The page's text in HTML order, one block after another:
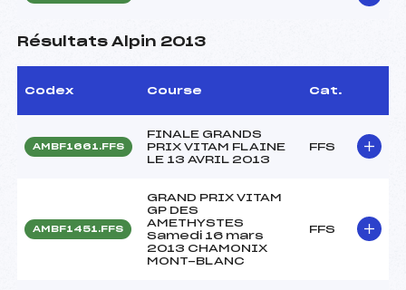
Résultats Alpin 2013
Codex Course Cat.
AMBF1661.FFS
FINALE GRANDS
PRIX VITAM FLAINE
LE 13 AVRIL 2013
FFS
AMBF1451.FFS
GRAND PRIX VITAM
GP DES
AMETHYSTES
Samedi 16 mars
2013 CHAMONIX
MONT-BLANC
FFS